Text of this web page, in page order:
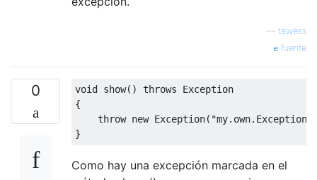
tawess
fuente
0 void show() throws
Exception
{
throw new Exception( "my.own.Exception"
}
Como hay una excepción marcada en el